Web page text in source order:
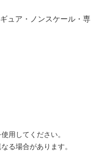
ュア・ノンスケール・専
用してください。
る場合があります。